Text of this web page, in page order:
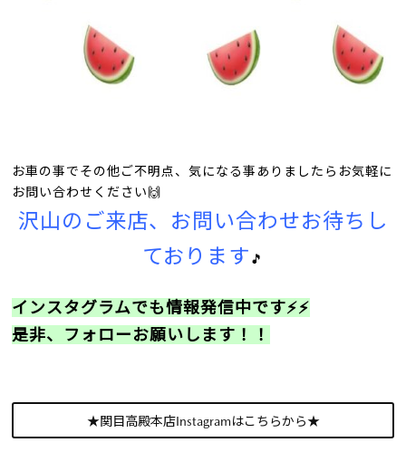
お車の事でその他ご不明点、気になる事ありましたらお気軽に
お問い合わせください🙌
沢山のご来店、お問い合わせお待ちし
ております 🎵
インスタグラムでも情報発信中です⚡⚡
是非、フォローお願いします！！
★関目高殿本店Instagramはこちらから★